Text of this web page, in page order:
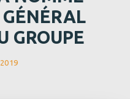
GROUPE